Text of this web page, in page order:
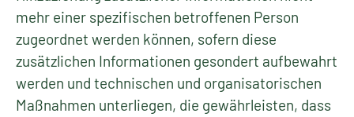
mehr einer spezifischen betroffenen Person
zugeordnet werden können, sofern diese
zusätzlichen Informationen gesondert aufbewahrt
werden und technischen und organisatorischen
Maßnahmen unterliegen, die gewährleisten, dass